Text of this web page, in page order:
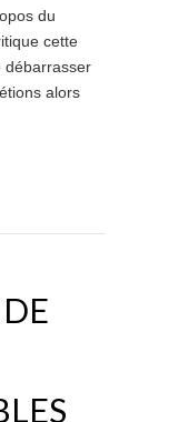
du
cette
débarrasser
alors